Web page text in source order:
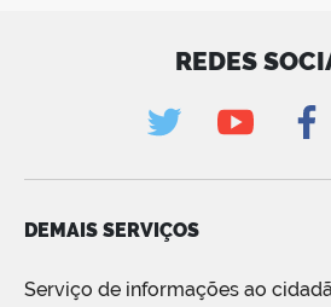
REDES
DEMAIS SERVIÇOS
Serviço de informações ao